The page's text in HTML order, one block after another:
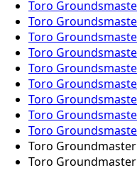
Toro
Toro
Toro
Toro
Toro
Toro
Toro
Toro
Toro
Toro
Toro